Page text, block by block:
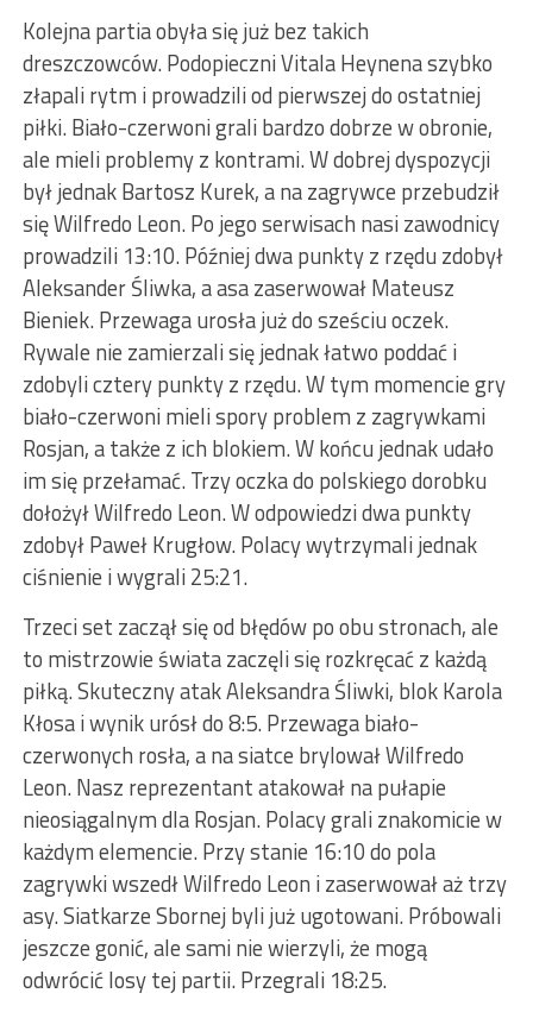
Kolejna partia obyła się już bez takich
dreszczowców. Podopieczni Vitala Heynena szybko
złapali rytm i prowadzili od pierwszej do ostatniej
piłki. Biało-czerwoni grali bardzo dobrze w obronie,
ale mieli problemy z kontrami. W dobrej dyspozycji
był jednak Bartosz Kurek, a na zagrywce przebudził
się Wilfredo Leon. Po jego serwisach nasi zawodnicy
prowadzili 13:10. Później dwa punkty z rzędu zdobył
Aleksander Śliwka, a asa zaserwował Mateusz
Bieniek. Przewaga urosła już do sześciu oczek.
Rywale nie zamierzali się jednak łatwo poddać i
zdobyli cztery punkty z rzędu. W tym momencie gry
biało-czerwoni mieli spory problem z zagrywkami
Rosjan, a także z ich blokiem. W końcu jednak udało
im się przełamać. Trzy oczka do polskiego dorobku
dołożył Wilfredo Leon. W odpowiedzi dwa punkty
zdobył Paweł Krugłow. Polacy wytrzymali jednak
ciśnienie i wygrali 25:21.
Trzeci set zaczął się od błędów po obu stronach, ale
to mistrzowie świata zaczęli się rozkręcać z każdą
piłką. Skuteczny atak Aleksandra Śliwki, blok Karola
Kłosa i wynik urósł do 8:5. Przewaga biało-
czerwonych rosła, a na siatce brylował Wilfredo
Leon. Nasz reprezentant atakował na pułapie
nieosiągalnym dla Rosjan. Polacy grali znakomicie w
każdym elemencie. Przy stanie 16:10 do pola
zagrywki wszedł Wilfredo Leon i zaserwował aż trzy
asy. Siatkarze Sbornej byli już ugotowani. Próbowali
jeszcze gonić, ale sami nie wierzyli, że mogą
odwrócić losy tej partii. Przegrali 18:25.